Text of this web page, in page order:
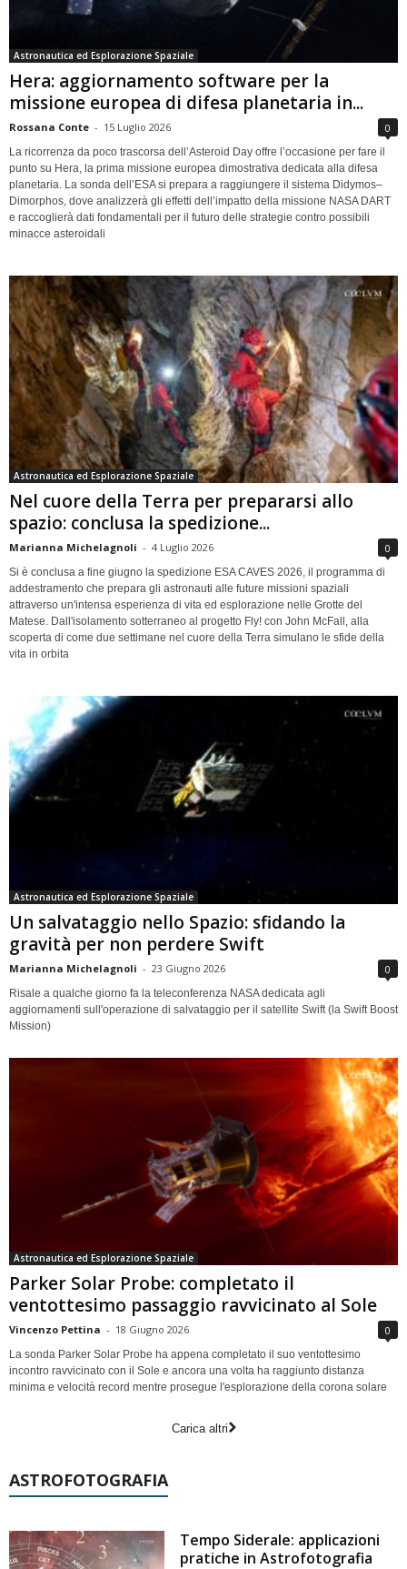
Astronautica ed Esplorazione Spaziale
Hera: aggiornamento software per la
missione europea di difesa planetaria in...
Rossana Conte - 15 Luglio 2026 0
La ricorrenza da poco trascorsa dell’Asteroid Day offre l’occasione per fare il
punto su Hera, la prima missione europea dimostrativa dedicata alla difesa
planetaria. La sonda dell’ESA si prepara a raggiungere il sistema Didymos–
Dimorphos, dove analizzerà gli effetti dell’impatto della missione NASA DART
e raccoglierà dati fondamentali per il futuro delle strategie contro possibili
minacce asteroidali
Astronautica ed Esplorazione Spaziale
Nel cuore della Terra per prepararsi allo
spazio: conclusa la spedizione...
Marianna Michelagnoli - 4 Luglio 2026 0
Si è conclusa a fine giugno la spedizione ESA CAVES 2026, il programma di
addestramento che prepara gli astronauti alle future missioni spaziali
attraverso un'intensa esperienza di vita ed esplorazione nelle Grotte del
Matese. Dall'isolamento sotterraneo al progetto Fly! con John McFall, alla
scoperta di come due settimane nel cuore della Terra simulano le sfide della
vita in orbita
Astronautica ed Esplorazione Spaziale
Un salvataggio nello Spazio: sfidando la
gravità per non perdere Swift
Marianna Michelagnoli - 23 Giugno 2026 0
Risale a qualche giorno fa la teleconferenza NASA dedicata agli
aggiornamenti sull'operazione di salvataggio per il satellite Swift (la Swift Boost
Mission)
Astronautica ed Esplorazione Spaziale
Parker Solar Probe: completato il
ventottesimo passaggio ravvicinato al Sole
Vincenzo Pettina - 18 Giugno 2026 0
La sonda Parker Solar Probe ha appena completato il suo ventottesimo
incontro ravvicinato con il Sole e ancora una volta ha raggiunto distanza
minima e velocità record mentre prosegue l'esplorazione della corona solare
Carica altri
ASTROFOTOGRAFIA
Tempo Siderale: applicazioni
pratiche in Astrofotografia